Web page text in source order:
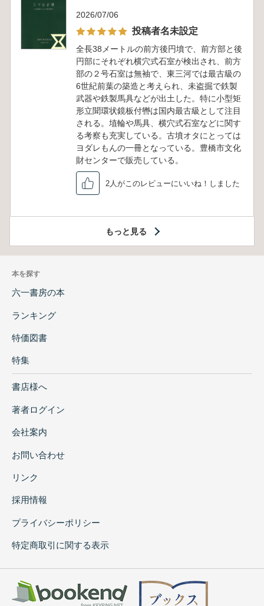
2026/07/06
投稿者名未設定
全長38メートルの前方後円墳で、前方部と後
円部にそれぞれ横穴式石室が検出され、前方
部の２号石室は無袖で、東三河では最古級の
6世紀前葉の築造と考えられ、未盗掘で鉄製
武器や鉄製馬具などが出土した。特に小型矩
形立聞環状鏡板付轡は国内最古級として注目
される。埴輪や馬具、横穴式石室などに関す
る考察も充実している。古墳オタにとっては
ヨダレもんの一冊となっている。豊橋市文化
財センターで販売している。
2人がこのレビューにいいね！しました
もっと見る
本を探す
六一書房の本
ランキング
特価図書
特集
書店様へ
著者ログイン
会社案内
お問い合わせ
リンク
採用情報
プライバシーポリシー
特定商取引に関する表示